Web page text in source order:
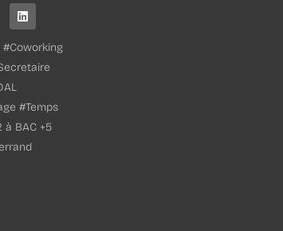
#Temps
à BAC +5